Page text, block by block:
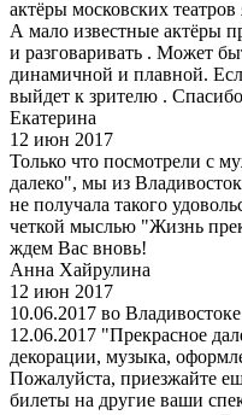
актёры московских
А мало известные актёры
и разговаривать . Может
динамичной и плавной.
выйдет к зрителю .
Екатерина
12 июн 2017
Только что посмотрели с
далеко", мы из
не получала такого
четкой мыслью "Жизнь
ждем Вас вновь!
Анна Хайрулина
12 июн 2017
10.06.2017 во
12.06.2017 "Прекрасное
декорации, музыка,
Пожалуйста, приезжайте
билеты на другие ваши